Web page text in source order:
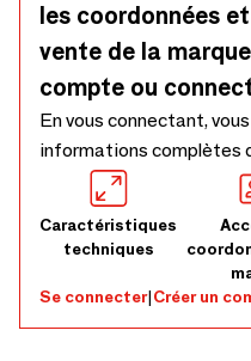
les coordonnées
vente de la
compte ou
En vous connectant,
informations complètes
Caractéristiques
techniques
Se connecter|Créer un